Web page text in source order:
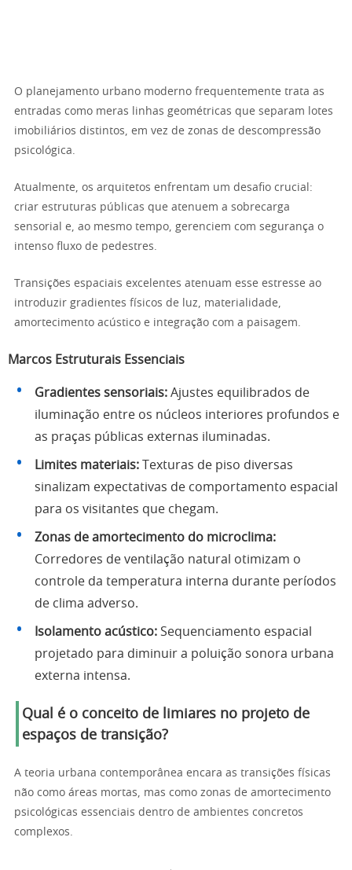
O planejamento urbano moderno frequentemente trata as
entradas como meras linhas geométricas que separam lotes
imobiliários distintos, em vez de zonas de descompressão
psicológica.
Atualmente, os arquitetos enfrentam um desafio crucial:
criar estruturas públicas que atenuem a sobrecarga
sensorial e, ao mesmo tempo, gerenciem com segurança o
intenso fluxo de pedestres.
Transições espaciais excelentes atenuam esse estresse ao
introduzir gradientes físicos de luz, materialidade,
amortecimento acústico e integração com a paisagem.
Marcos Estruturais Essenciais
Gradientes sensoriais: Ajustes equilibrados de
iluminação entre os núcleos interiores profundos e
as praças públicas externas iluminadas.
Limites materiais: Texturas de piso diversas
sinalizam expectativas de comportamento espacial
para os visitantes que chegam.
Zonas de amortecimento do microclima:
Corredores de ventilação natural otimizam o
controle da temperatura interna durante períodos
de clima adverso.
Isolamento acústico: Sequenciamento espacial
projetado para diminuir a poluição sonora urbana
externa intensa.
Qual é o conceito de limiares no projeto de
espaços de transição?
A teoria urbana contemporânea encara as transições físicas
não como áreas mortas, mas como zonas de amortecimento
psicológicas essenciais dentro de ambientes concretos
complexos.